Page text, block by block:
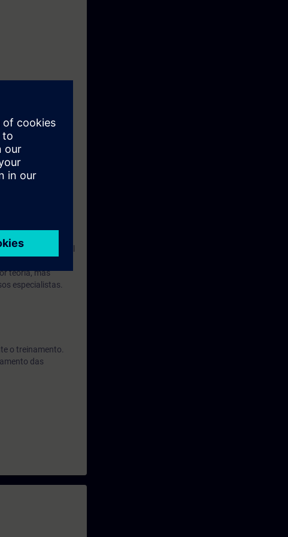
são tão
da
como pessoal de
ponta
adequado para
e uma visão geral
de nossos
teória, mas
especialistas.
o treinamento.
das